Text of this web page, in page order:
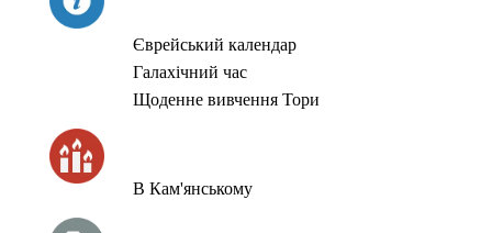
Єврейський календар
Галахічний час
Щоденне вивчення Тори
В Кам'янському